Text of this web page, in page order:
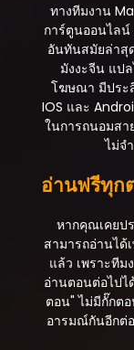
ทางทีมงาน
การ์ตูนออนไล
อันทันสมัยล่าสุ
มังงะจีน แป
โฆษณา มีประ
IOS และ
ในการถนอมสา
ไม่จ
อ่านฟรีทุก
หากคุณเคยป
สามารถอ่านได้
แล้ว เพราะทีม
อ่านตอนต่อไปไ
ตอน" ไม่มีกั๊กต
อารมณ์กันอีกต่